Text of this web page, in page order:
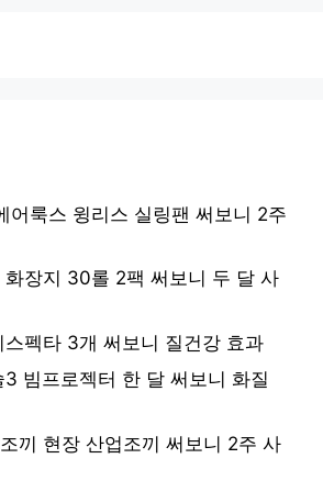
어룩스 윙리스 실링팬 써보니 2주
화장지 30롤 2팩 써보니 두 달 사
스펙타 3개 써보니 질건강 효과
빔프로젝터 한 달 써보니 화질
끼 현장 산업조끼 써보니 2주 사